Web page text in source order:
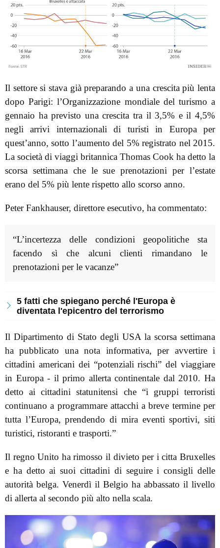
Il settore si stava già preparando a una crescita più lenta
dopo Parigi: l’Organizzazione mondiale del turismo a
gennaio ha previsto una crescita tra il 3,5% e il 4,5%
negli arrivi internazionali di turisti in Europa per
quest’anno, sotto l’aumento del 5% registrato nel 2015.
La società di viaggi britannica Thomas Cook ha detto la
scorsa settimana che le sue prenotazioni per l’estate
erano del 5% più lente rispetto allo scorso anno.
Peter Fankhauser, direttore esecutivo, ha commentato:
“L’incertezza delle condizioni geopolitiche sta
facendo sì che alcuni clienti rimandano le
prenotazioni per le vacanze”
5 fatti che spiegano perché l'Europa è
diventata l'epicentro del terrorismo
Il Dipartimento di Stato degli USA la scorsa settimana
ha pubblicato una nota informativa, per avvertire i
cittadini americani dei “potenziali rischi” del viaggiare
in Europa - il primo allerta continentale dal 2010. Ha
detto ai cittadini statunitensi che “i gruppi terroristi
continuano a programmare attacchi a breve termine per
tutta l’Europa, prendendo di mira eventi sportivi, siti
turistici, ristoranti e trasporti.”
Il regno Unito ha rimosso il divieto per i citta Bruxelles
e ha detto ai suoi cittadini di seguire i consigli delle
autorità belga. Venerdì il Belgio ha abbassato il livello
di allerta al secondo più alto nella scala.